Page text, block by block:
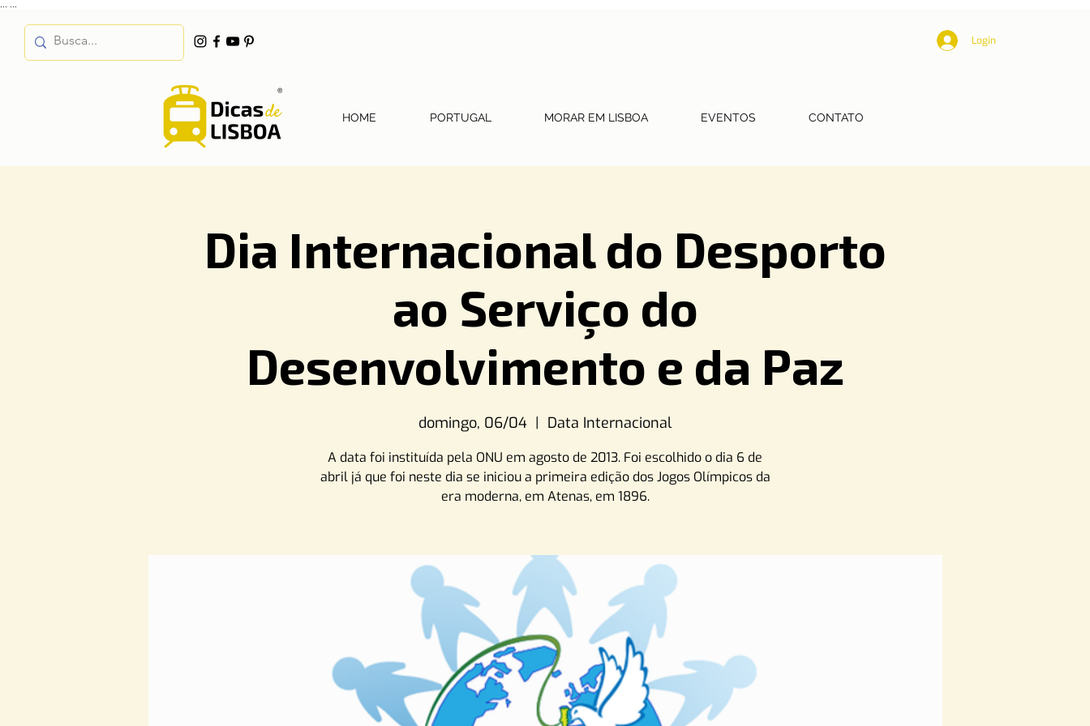
Login
HOME PORTUGAL MORAR EM LISBOA EVENTOS CONTATO
Dia Internacional do Desporto
ao Serviço do
Desenvolvimento e da Paz
domingo, 06/04
  |
Data Internacional
A data foi instituída pela ONU em agosto de 2013. Foi escolhido o dia 6 de
abril já que foi neste dia se iniciou a primeira edição dos Jogos Olímpicos da
era moderna, em Atenas, em 1896.